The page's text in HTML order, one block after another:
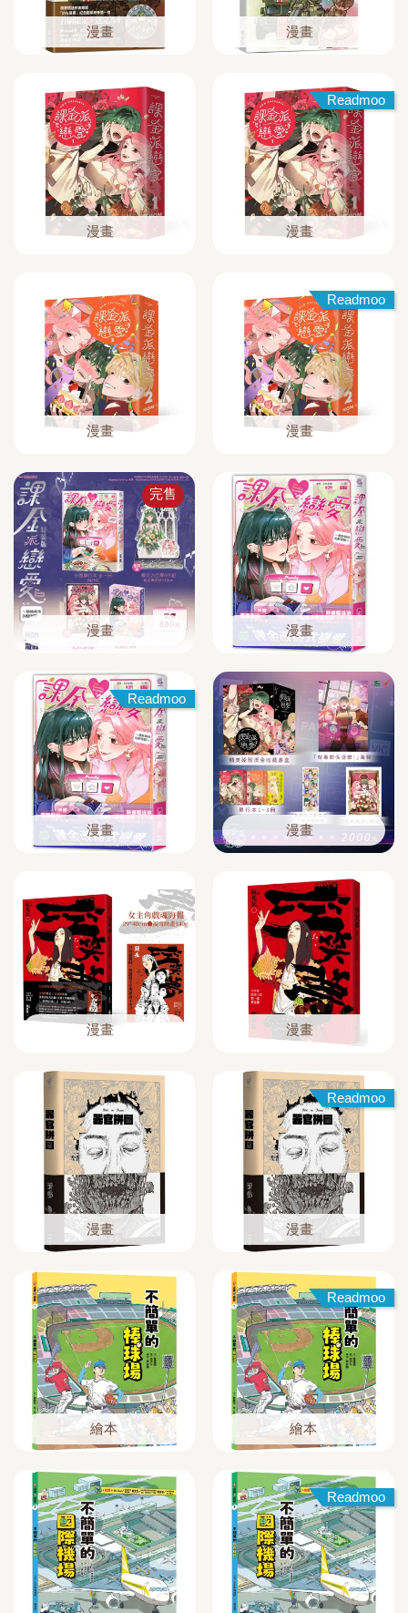
漫畫 漫畫
漫畫
Readmoo
漫畫
漫畫
Readmoo
漫畫
完售
漫畫 漫畫
Readmoo
漫畫 漫畫
漫畫 漫畫
漫畫
Readmoo
漫畫
繪本
Readmoo
繪本
Readmoo